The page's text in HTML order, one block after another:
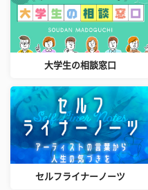
大学生の相談窓口
セルフライナーノーツ